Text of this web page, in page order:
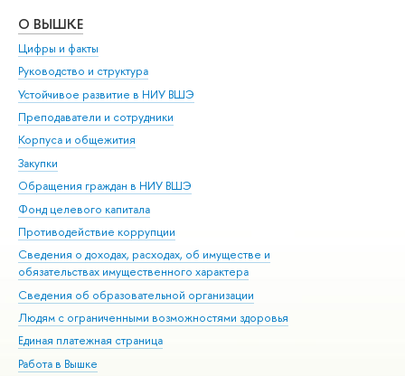
О ВЫШКЕ
Цифры и факты
Руководство и структура
Устойчивое развитие в НИУ ВШЭ
Преподаватели и сотрудники
Корпуса и общежития
Закупки
Обращения граждан в НИУ ВШЭ
Фонд целевого капитала
Противодействие коррупции
Сведения о доходах, расходах, об имуществе и
обязательствах имущественного характера
Сведения об образовательной организации
Людям с ограниченными возможностями здоровья
Единая платежная страница
Работа в Вышке